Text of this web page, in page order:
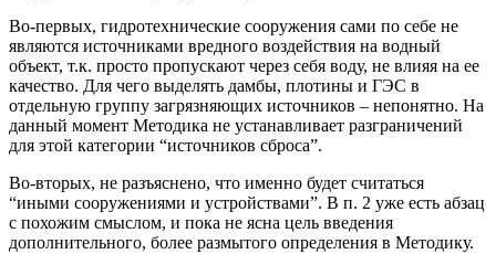
Во-первых, гидротехнические сооружения сами по себе не
являются источниками вредного воздействия на водный
объект, т.к. просто пропускают через себя воду, не влияя на ее
качество. Для чего выделять дамбы, плотины и ГЭС в
отдельную группу загрязняющих источников – непонятно. На
данный момент Методика не устанавливает разграничений
для этой категории “источников сброса”.
Во-вторых, не разъяснено, что именно будет считаться
“иными сооружениями и устройствами”. В п. 2 уже есть абзац
с похожим смыслом, и пока не ясна цель введения
дополнительного, более размытого определения в Методику.